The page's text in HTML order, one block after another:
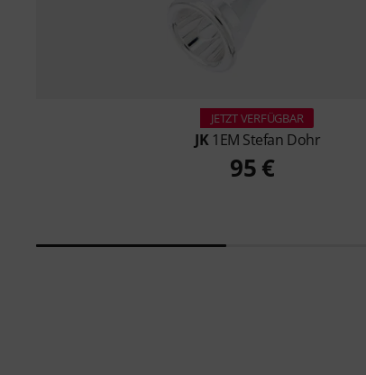
JETZT VERFÜGBAR
JK 1EM Stefan Dohr
95 €